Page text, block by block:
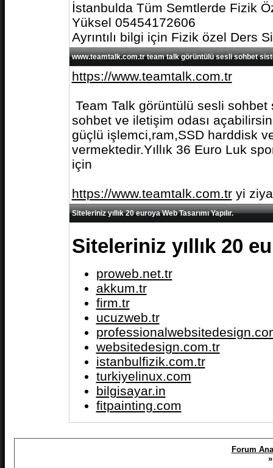
İstanbulda Tüm Semtlerde Fizik
Yüksel 05454172606
Ayrıntılı bilgi için Fizik özel Ders
www.teamtalk.com.tr team talk görüntülü sesli sohbet
https://www.teamtalk.com.tr
Team Talk görüntülü sesli
sohbet ve iletişim odası
güçlü işlemci,ram,SSD harddisk
vermektedir.Yıllık 36 Euro Luk
için
https://www.teamtalk.com.tryi
Siteleriniz yıllık 20 euroya Web Tasarımı Yapılır.
Siteleriniz yıllık 20
proweb.net.tr
akkum.tr
firm.tr
ucuzweb.tr
websitedesign.com.tr
istanbulfizik.com.tr
turkiyelinux.com
bilgisayar.in
fitpainting.com
Forum